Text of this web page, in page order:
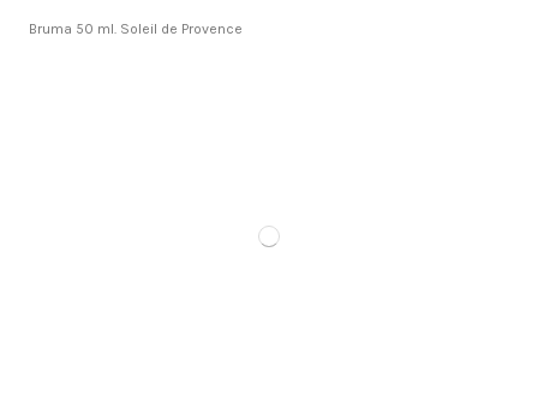
Bruma 50 ml. Soleil de Provence